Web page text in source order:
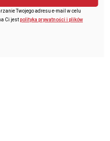
Twojego adresu e-mail w celu
Ci jestpolityka prywatności i plików